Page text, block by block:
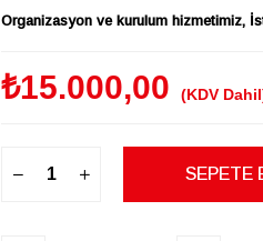
Organizasyon ve kurulum hizmetimiz,
₺15.000,00 (KDV